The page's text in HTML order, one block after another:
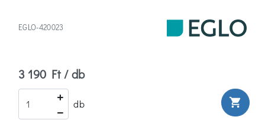
EGLO-420023
3 190 Ft / db
db shopping_cart